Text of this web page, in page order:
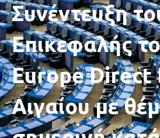
Συνέντευξη
Επικεφαλής
Europe Direct
Αιγαίου με